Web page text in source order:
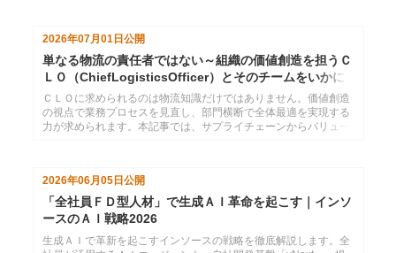
2026年07月01日公開
単なる物流の責任者ではない～組織の価値創造を担うＣ
ＬＯ（ChiefLogisticsOfficer）とそのチームをいかに
育てるか
ＣＬＯに求められるのは物流知識だけではありません。価値創造
の視点で業務プロセスを見直し、部門横断で全体最適を実現する
力が求められます。本記事では、サプライチェーンからバリュー
2026年06月05日 公開
「全社員ＦＤ型人材」で生成ＡＩ革命を起こす｜インソ
ースのＡＩ戦略2026
生成ＡＩで革新を起こすインソースの戦略を徹底解説します。全